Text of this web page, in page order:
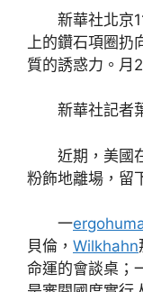
新華社北京
上的鑽石項圈
質的誘惑力。月
新華社記者
近期，美國
粉飾地離場，留
一
貝倫， Wilkhahn
命運的會談桌；